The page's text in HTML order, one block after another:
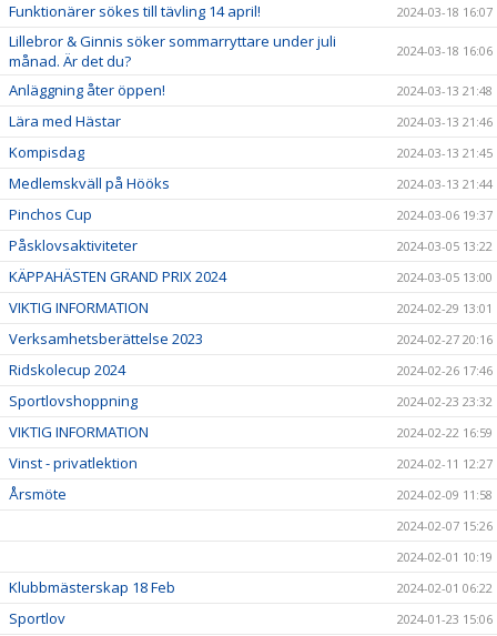
Funktionärer sökes till tävling 14 april! 2024-03-18 16:07
Lillebror & Ginnis söker sommarryttare under juli
månad. Är det du?
2024-03-18 16:06
Anläggning åter öppen! 2024-03-13 21:48
Lära med Hästar 2024-03-13 21:46
Kompisdag 2024-03-13 21:45
Medlemskväll på Hööks 2024-03-13 21:44
Pinchos Cup 2024-03-06 19:37
Påsklovsaktiviteter 2024-03-05 13:22
KÄPPAHÄSTEN GRAND PRIX 2024 2024-03-05 13:00
VIKTIG INFORMATION 2024-02-29 13:01
Verksamhetsberättelse 2023 2024-02-27 20:16
Ridskolecup 2024 2024-02-26 17:46
Sportlovshoppning 2024-02-23 23:32
VIKTIG INFORMATION 2024-02-22 16:59
Vinst - privatlektion 2024-02-11 12:27
Årsmöte
2024-02-09 11:58
2024-02-07 15:26
2024-02-01 10:19
Klubbmästerskap 18 Feb 2024-02-01 06:22
Sportlov 2024-01-23 15:06